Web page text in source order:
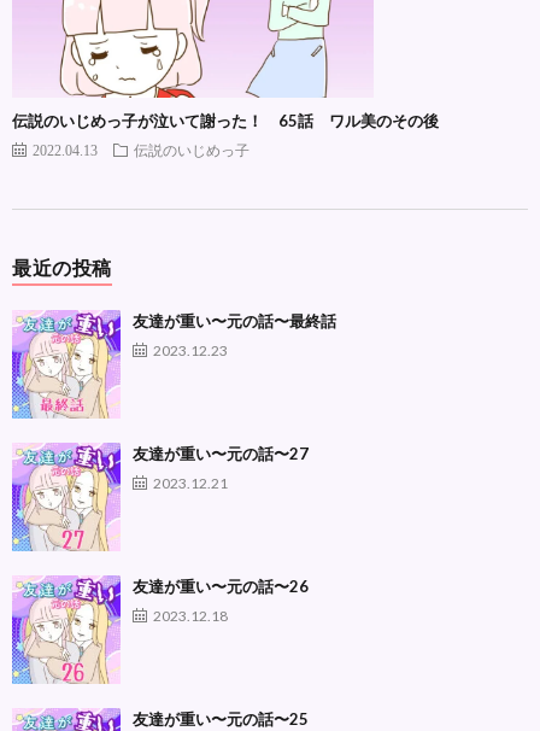
伝説のいじめっ子が泣いて謝った！ 65話 ワル美のその後
2022.04.13 伝説のいじめっ子
最近の投稿
友達が重い〜元の話〜最終話
2023.12.23
友達が重い〜元の話〜27
2023.12.21
友達が重い〜元の話〜26
2023.12.18
友達が重い〜元の話〜25